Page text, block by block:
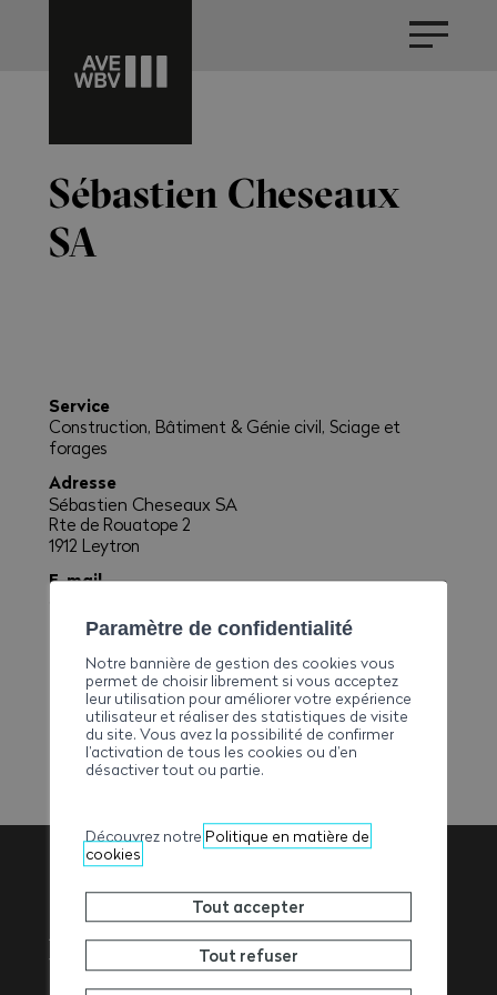
Sébastien Cheseaux
SA
Service
Construction, Bâtiment & Génie civil, Sciage et
forages
Adresse
Sébastien Cheseaux SA
Rte de Rouatope 2
1912 Leytron
E-mail
Téléphone
+41273063776
+41273063778
Association
Valaisanne des
Paramètre de confidentialité
Notre bannière de gestion des cookies vous
permet de choisir librement si vous acceptez
leur utilisation pour améliorer votre expérience
utilisateur et réaliser des statistiques de visite
du site. Vous avez la possibilité de confirmer
l’activation de tous les cookies ou d’en
désactiver tout ou partie.
Découvrez notre Politique en matière de
cookies
Tout accepter
Tout refuser